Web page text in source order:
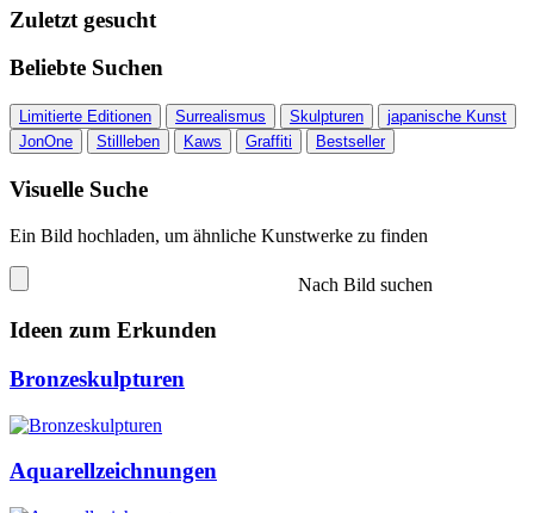
Zuletzt gesucht
Beliebte Suchen
Limitierte Editionen Surrealismus Skulpturen
japanische Kunst
JonOne
Stillleben Kaws Graffiti Bestseller
Visuelle Suche
Ein Bild hochladen, um ähnliche Kunstwerke zu finden
Nach Bild suchen
Ideen zum Erkunden
Bronzeskulpturen
Aquarellzeichnungen